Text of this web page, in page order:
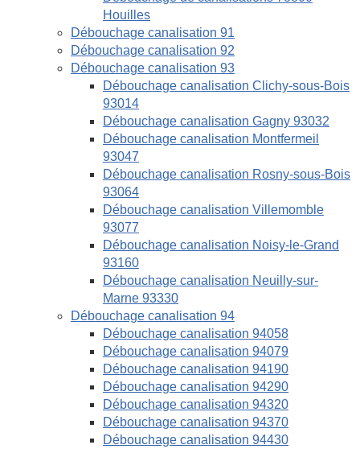
Houilles
Débouchage canalisation 91
Débouchage canalisation 92
Débouchage canalisation 93
Débouchage canalisation Clichy-sous-Bois
93014
Débouchage canalisation Gagny 93032
Débouchage canalisation Montfermeil
93047
Débouchage canalisation Rosny-sous-Bois
93064
Débouchage canalisation Villemomble
93077
Débouchage canalisation Noisy-le-Grand
93160
Débouchage canalisation Neuilly-sur-
Marne 93330
Débouchage canalisation 94
Débouchage canalisation 94058
Débouchage canalisation 94079
Débouchage canalisation 94190
Débouchage canalisation 94290
Débouchage canalisation 94320
Débouchage canalisation 94370
Débouchage canalisation 94430